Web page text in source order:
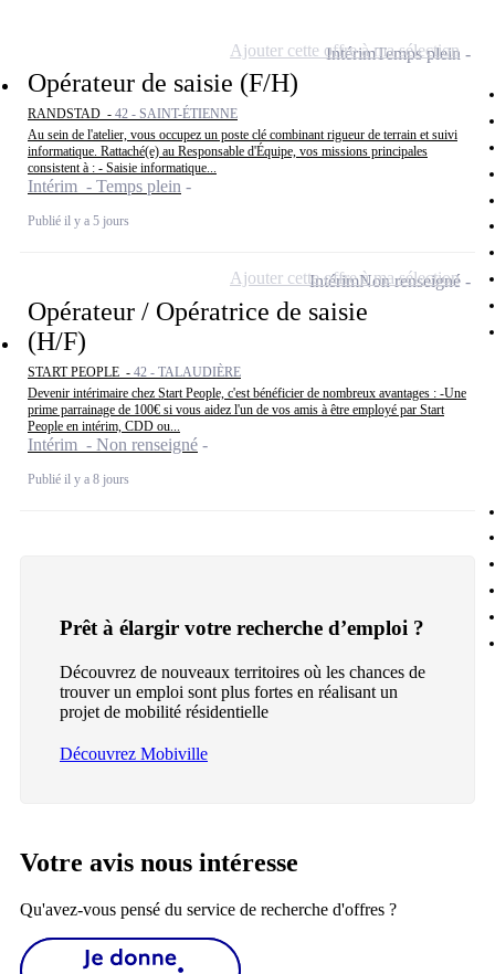
Opérateur de saisie (F/H)
RANDSTAD - 42 - SAINT-ÉTIENNE
Au sein de l'atelier, vous occupez un poste clé combinant rigueur de terrain et suivi
informatique. Rattaché(e) au Responsable d'Équipe, vos missions principales
consistent à : - Saisie informatique...
Intérim - Temps plein
Publié il y a 5 jours
IntérimTemps plein
Ajouter cette offre à ma sélection
Opérateur / Opératrice de saisie
(H/F)
START PEOPLE - 42 - TALAUDIÈRE
Devenir intérimaire chez Start People, c'est bénéficier de nombreux avantages : -Une
prime parrainage de 100€ si vous aidez l'un de vos amis à être employé par Start
People en intérim, CDD ou...
Intérim - Non renseigné
Publié il y a 8 jours
IntérimNon renseigné
Ajouter cette offre à ma sélection
Prêt à élargir votre recherche d’emploi ?
Découvrez de nouveaux territoires où les chances de
trouver un emploi sont plus fortes en réalisant un
projet de mobilité résidentielle
Découvrez Mobiville
Votre avis nous intéresse
Qu'avez-vous pensé du service de recherche d'offres ?